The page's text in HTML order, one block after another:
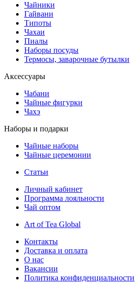
Чайники
Гайвани
Типоты
Чахаи
Пиалы
Наборы посуды
Термосы, заварочные бутылки
Аксессуары
Чабани
Чайные фигурки
Чахэ
Наборы и подарки
Чайные наборы
Чайные церемонии
Статьи
Личный кабинет
Программа лояльности
Чай оптом
Art of Tea Global
Контакты
Доставка и оплата
О нас
Вакансии
Политика конфиденциальности